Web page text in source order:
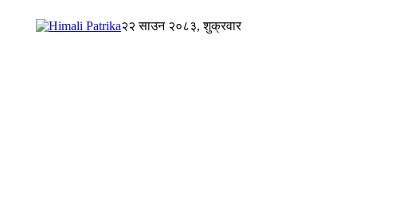
२२ साउन २०८३, शुक्रवार